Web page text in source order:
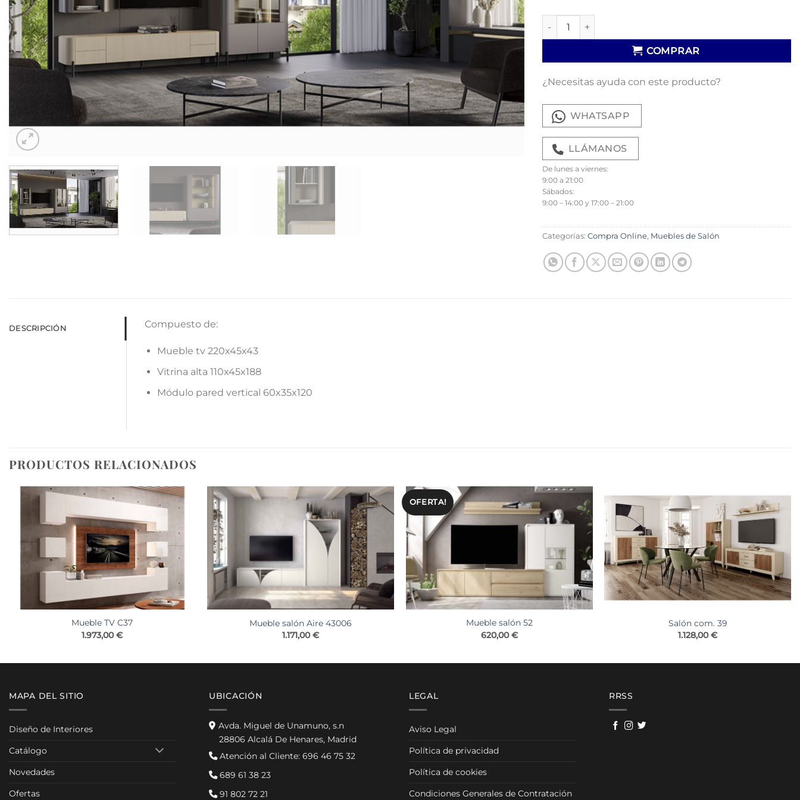
Salón Pietra 04 cantidad
COMPRAR
¿Necesitas ayuda con este producto?
WHATSAPP
LLÁMANOS
De lunes a viernes:
9:00 a 21:00
Sábados:
9:00 – 14:00 y 17:00 – 21:00
Categorías: Compra Online, Muebles de Salón
DESCRIPCIÓN Compuesto de:
Mueble tv 220x45x43
Vitrina alta 110x45x188
Módulo pared vertical 60x35x120
PRODUCTOS RELACIONADOS
Mueble TV C37
1.973,00€
Mueble salón Aire 43006
1.171,00€
OFERTA!
Mueble salón 52
620,00€
Salón com. 39
1.128,00€
MAPA DEL SITIO
Diseño de Interiores
Catálogo
Novedades
Ofertas
UBICACIÓN
Avda. Miguel de Unamuno, s.n
28806 Alcalá De Henares, Madrid
Atención al Cliente: 696 46 75 32
689 61 38 23
91 802 72 21
LEGAL
Aviso Legal
Política de privacidad
Política de cookies
Condiciones Generales de Contratación
RRSS